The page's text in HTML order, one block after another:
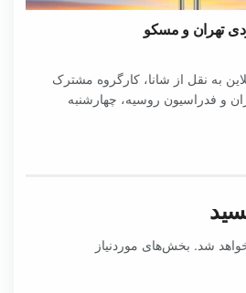
تهران و مسکو
به نقل از شانا، کارگروه مشترک
و فدراسیون روسیه، چهارشنبه
شد. بخش‌های موردنیاز